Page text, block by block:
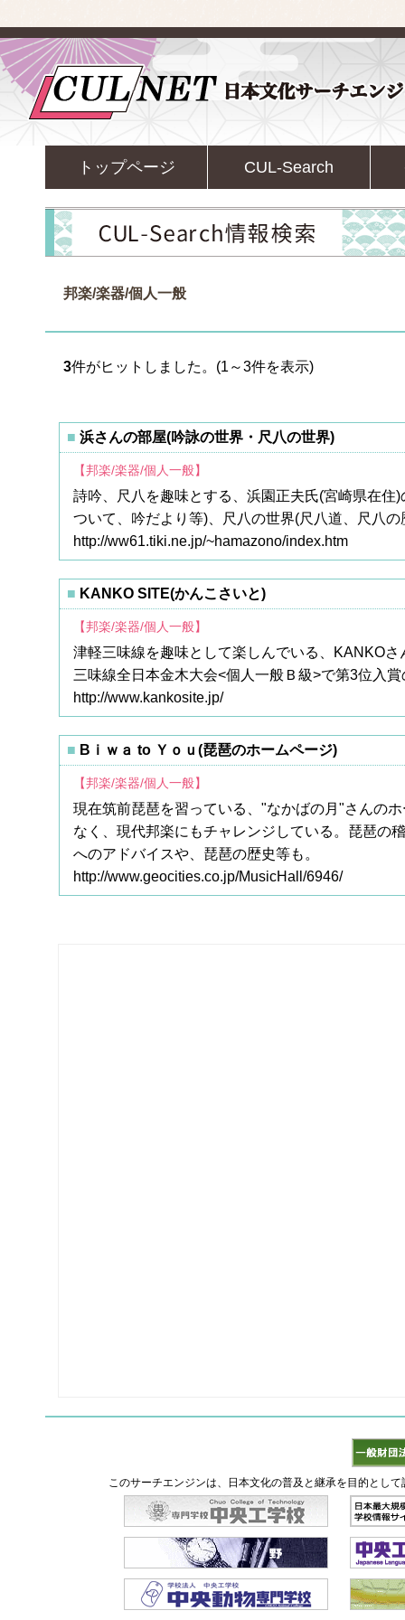
トップページ CUL-Search
邦楽/楽器/個人一般
3件がヒットしました。(1～3件を表示)
浜さんの部屋(吟詠の世界・尺八の世界)
【邦楽/楽器/個人一般】
詩吟、尺八を趣味とする、浜園正夫氏(宮崎県在
ついて、吟だより等)、尺八の世界(尺八道、尺八
http://ww61.tiki.ne.jp/~hamazono/index.htm
KANKO SITE(かんこさいと)
【邦楽/楽器/個人一般】
津軽三味線を趣味として楽しんでいる、KANKO
三味線全日本金木大会<個人一般Ｂ級>で第3位入
http://www.kankosite.jp/
Bｉｗａ to Ｙｏｕ(琵琶のホームページ)
【邦楽/楽器/個人一般】
現在筑前琵琶を習っている、"なかばの月"さんの
なく、現代邦楽にもチャレンジしている。琵琶の
へのアドバイスや、琵琶の歴史等も。
http://www.geocities.co.jp/MusicHall/6946/
このサーチエンジンは、日本文化の普及と継承を目的とし